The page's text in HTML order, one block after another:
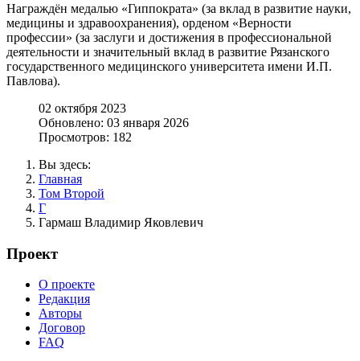
Награждён медалью «Гиппократа» (за вклад в развитие науки,
медицины и здравоохранения), орденом «Верности
профессии» (за заслуги и достижения в профессиональной
деятельности и значительный вклад в развитие Рязанского
государственного медицинского университета имени И.П.
Павлова).
02 октября 2023
Обновлено: 03 января 2026
Просмотров: 182
Вы здесь:
Главная
Том Второй
Г
Гармаш Владимир Яковлевич
Проект
О проекте
Редакция
Авторы
Договор
FAQ